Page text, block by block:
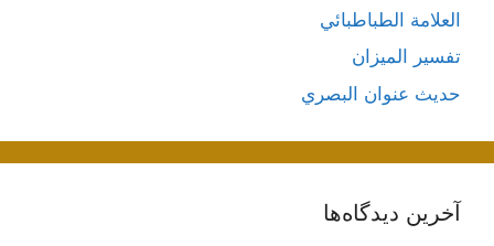
العلامة الطباطبائي
تفسير الميزان
حديث عنوان البصري
آخرین دیدگاه‌ها